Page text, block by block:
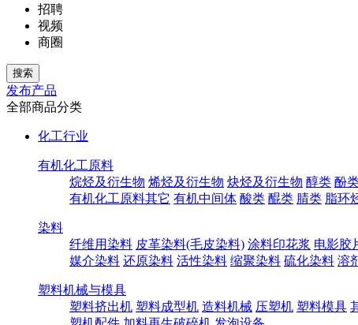
招聘
视频
商圈
发布产品
全部商品分类
化工行业
有机化工原料
烷烃及衍生物 烯烃及衍生物 炔烃及衍生物 醇类 酚
有机化工原料其它 有机中间体 酸类 醌类 腈类 脂环
染料
纤维用染料 皮革染料(毛皮染料) 涂料印花浆 电影胶
媒介染料 还原染料 活性染料 缩聚染料 硫化染料 溶
塑料机械与模具
塑料挤出机 塑料成型机 造料机械 压塑机 塑料模具